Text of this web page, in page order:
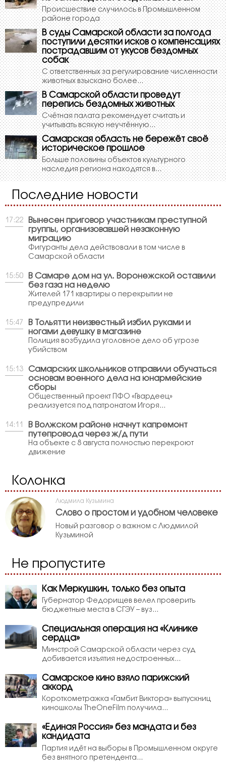
Происшествие случилось в Промышленном
районе города
В суды Самарской области за полгода
поступили десятки исков о компенсациях
пострадавшим от укусов бездомных
собак
С ответственных за регулирование численности
животных взыскано более...
В Самарской области проведут
перепись бездомных животных
Счётная палата рекомендует считать и
учитывать всякую неучтённую...
Самарская область не бережёт своё
историческое прошлое
Больше половины объектов культурного
наследия региона находятся в...
Последние новости
17:22
Вынесен приговор участникам преступной
группы, организовавшей незаконную
миграцию
Фигуранты дела действовали в том числе в
Самарской области
15:50
В Самаре дом на ул. Воронежской оставили
без газа на неделю
Жителей 171 квартиры о перекрытии не
предупредили
15:47
В Тольятти неизвестный избил руками и
ногами девушку в магазине
Полиция возбудила уголовное дело об угрозе
убийством
15:13
Самарских школьников отправили обучаться
основам военного дела на юнармейские
сборы
Общественный проект ПФО «Гвардеец»
реализуется под патронатом Игоря...
14:11
В Волжском районе начнут капремонт
путепровода через ж/д пути
На объекте с 8 августа полностью перекроют
движение
Колонка
Людмила Кузьмина
Слово о простом и удобном человеке
Новый разговор о важном с Людмилой
Кузьминой
Не пропустите
Как Меркушкин, только без опыта
Губернатор Федорищев велел проверить
бюджетные места в СГЭУ – вуз...
Специальная операция на «Клинике
сердца»
Минстрой Самарской области через суд
добивается изъятия недостроенных...
Самарское кино взяло парижский
аккорд
Короткометражка «Гамбит Виктора» выпускниц
киношколы TheOneFilm получила...
«Единая Россия» без мандата и без
кандидата
Партия идёт на выборы в Промышленном округе
без внятного претендента...